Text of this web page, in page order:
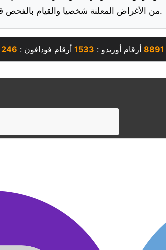
من الأغراض المعلنة شخصيا والقيام بالفحص قبل الشراء.
8891 أرقام أوريدو : 1533 أرقام فودافون :